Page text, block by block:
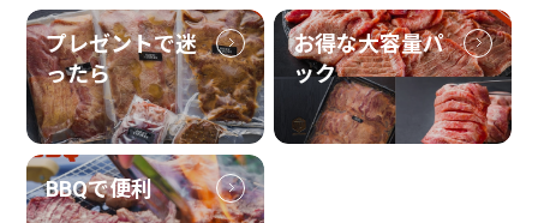
プレゼントで迷
ったら
お得な大容量パ
ック
BBQで便利